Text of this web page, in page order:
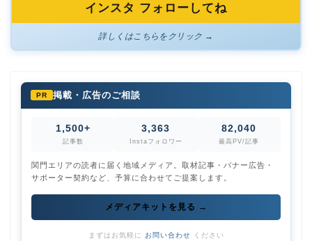
インスタ フォローしてね
詳しくはこちらをクリック →
PR 掲載・広告のご相談
1,500+
記事数
3,363
Instaフォロワー
82,040
最高PV/記事
関門エリアの読者に届く地域メディア。取材記事・バナー広告・
サポーター契約など、予算に合わせてご提案します。
メディアキットを見る →
まずはお気軽に お問い合わせ ください